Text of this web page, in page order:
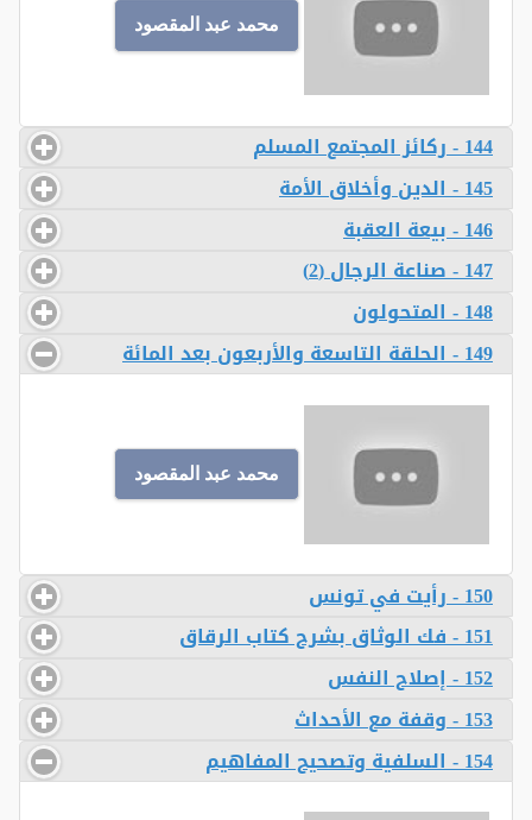
محمد عبد المقصود
144 - ركائز المجتمع المسلم
145 - الدين وأخلاق الأمة
146 - بيعة العقبة
147 - صناعة الرجال (2)
148 - المتحولون
149 - الحلقة التاسعة والأربعون بعد المائة
محمد عبد المقصود
150 - رأيت في تونس
151 - فك الوثاق بشرح كتاب الرقاق
152 - إصلاح النفس
153 - وقفة مع الأحداث
154 - السلفية وتصحيح المفاهيم